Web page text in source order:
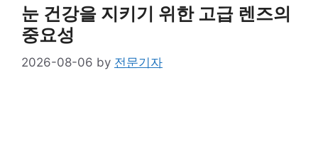
눈 건강을 지키기 위한 고급 렌즈의
중요성
2026-08-06 by 전문기자